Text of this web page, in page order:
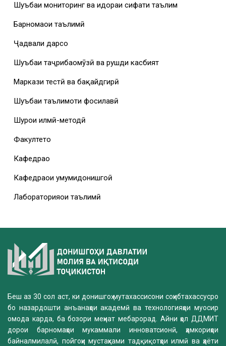
Шуъбаи мониторинг ва идораи сифати таълим
Барномаҳои таълимӣ
Ҷадвали дарсҳо
Шуъбаи таҷрибаомӯзӣ ва рушди касбият
Маркази тестӣ ва бақайдгирӣ
Шуъбаи таълимоти фосилавӣ
Шурои илмӣ-методӣ
Факултетҳо
Кафедраҳо
Кафедраҳои умумидонишгоҳӣ
Лабораторияҳои таълимӣ
Беш аз 30 сол аст, ки донишгоҳ мутахассисони соҳибтахассусро
бо назардошти анъанаҳои академӣ ва технологияҳои муосир
омода карда, ба бозори меҳнат мебарорад. Айни ҳол ДДМИТ
дорои барномаҳои мукаммали инноватсионӣ, ҳамкориҳои
байналмилалӣ, пойгоҳи мустаҳками тадқиқотҳои илмӣ ва ҳаёти